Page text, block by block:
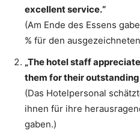
excellent service.“
(Am Ende des Essens
% für den
„The hotel staff
them for their
(Das Hotelpersonal
ihnen für ihre
gaben.)